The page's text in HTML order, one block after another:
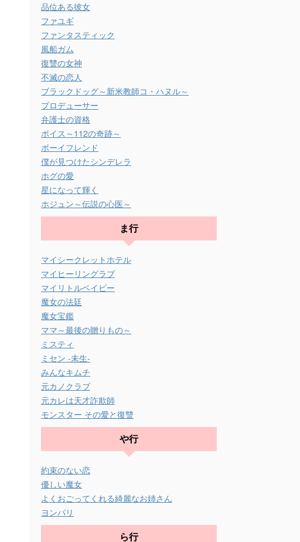
品位ある彼女
ファユギ
ファンタスティック
風船ガム
復讐の女神
不滅の恋人
ブラックドッグ～新米教師コ・ハヌル～
プロデューサー
弁護士の資格
ボイス～112の奇跡～
ボーイフレンド
僕が見つけたシンデレラ
ホグの愛
星になって輝く
ホジュン～伝説の心医～
ま行
マイシークレットホテル
マイヒーリングラブ
マイリトルベイビー
魔女の法廷
魔女宝鑑
ママ～最後の贈りもの～
ミスティ
ミセン -未生-
みんなキムチ
元カノクラブ
元カレは天才詐欺師
モンスター その愛と復讐
や行
約束のない恋
優しい魔女
よくおごってくれる綺麗なお姉さん
ヨンパリ
ら行